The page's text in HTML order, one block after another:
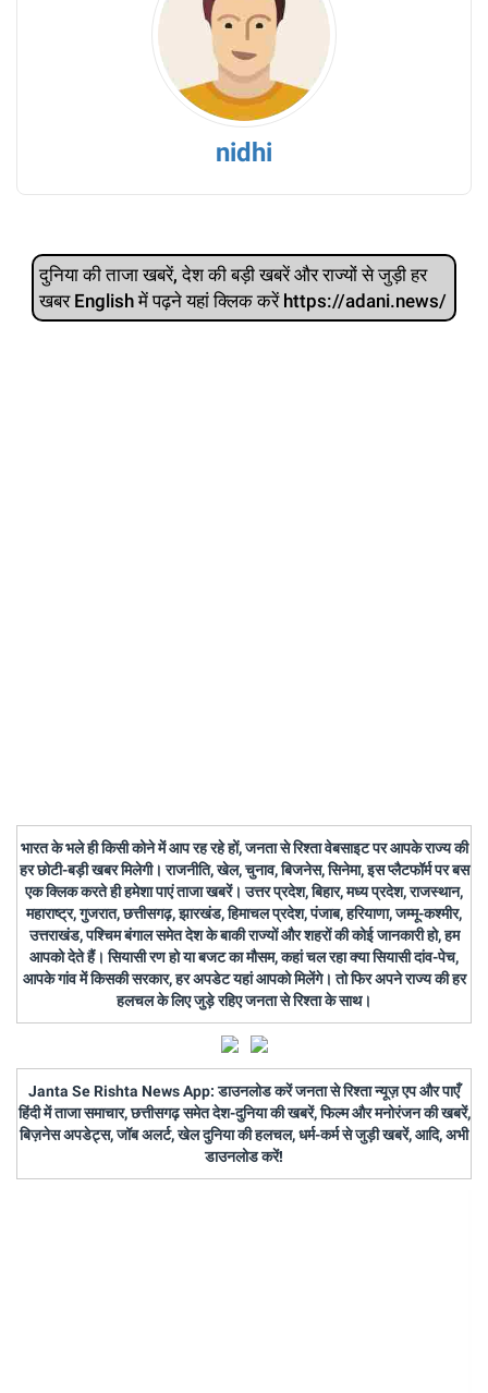
nidhi
दुनिया की ताजा खबरें, देश की बड़ी खबरें और राज्‍यों से जुड़ी हर
खबर English में पढ़ने यहां क्लिक करें https://adani.news/
भारत के भले ही किसी कोने में आप रह रहे हों, जनता से रिश्ता वेबसाइट पर आपके राज्य की
हर छोटी-बड़ी खबर मिलेगी। राजनीति, खेल, चुनाव, बिजनेस, सिनेमा, इस प्लैटफॉर्म पर बस
एक क्लिक करते ही हमेशा पाएं ताजा खबरें। उत्तर प्रदेश, बिहार, मध्य प्रदेश, राजस्थान,
महाराष्ट्र, गुजरात, छत्तीसगढ़, झारखंड, हिमाचल प्रदेश, पंजाब, हरियाणा, जम्मू-कश्मीर,
उत्तराखंड, पश्चिम बंगाल समेत देश के बाकी राज्यों और शहरों की कोई जानकारी हो, हम
आपको देते हैं। सियासी रण हो या बजट का मौसम, कहां चल रहा क्या सियासी दांव-पेच,
आपके गांव में किसकी सरकार, हर अपडेट यहां आपको मिलेंगे। तो फिर अपने राज्य की हर
हलचल के लिए जुड़े रहिए जनता से रिश्ता के साथ।
Janta Se Rishta News App: डाउनलोड करें जनता से रिश्ता न्यूज़ एप और पाएँ
हिंदी में ताजा समाचार, छत्तीसगढ़ समेत देश-दुनिया की खबरें, फिल्म और मनोरंजन की खबरें,
बिज़नेस अपडेट्स, जॉब अलर्ट, खेल दुनिया की हलचल, धर्म-कर्म से जुड़ी खबरें, आदि, अभी
डाउनलोड करें!